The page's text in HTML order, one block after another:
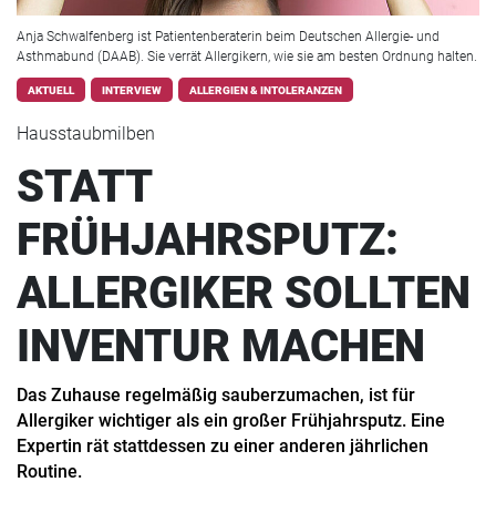
Anja Schwalfenberg ist Patientenberaterin beim Deutschen Allergie- und
Asthmabund (DAAB). Sie verrät Allergikern, wie sie am besten Ordnung halten.
AKTUELL INTERVIEW ALLERGIEN & INTOLERANZEN
Hausstaubmilben
STATT
FRÜHJAHRSPUTZ:
ALLERGIKER SOLLTEN
INVENTUR MACHEN
Das Zuhause regelmäßig sauberzumachen, ist für
Allergiker wichtiger als ein großer Frühjahrsputz. Eine
Expertin rät stattdessen zu einer anderen jährlichen
Routine.